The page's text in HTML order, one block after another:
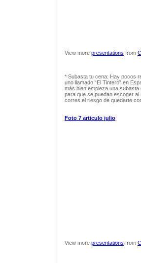
View more presentations from
* Subasta tu cena: Hay pocos
uno llamado “El Tintero” en
más bien empieza una
para que se puedan escoger
corres el riesgo de quedarte
Foto 7 articulo julio
View more presentations from